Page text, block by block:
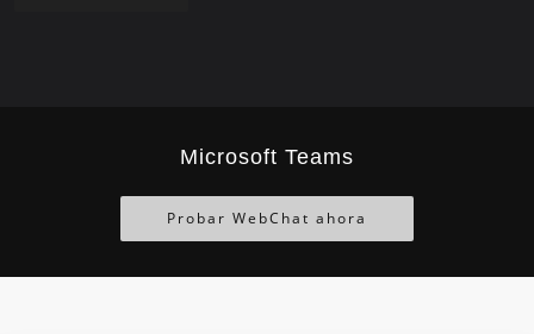
Microsoft Teams
Probar WebChat ahora